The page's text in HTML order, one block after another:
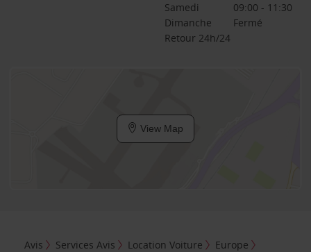
Samedi
09:00 - 11:30
Dimanche
Fermé
Retour 24h/24
View Map
Avis Services Avis Location Voiture
Europe